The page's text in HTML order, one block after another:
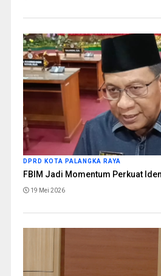
DPRD KOTA PALANGKA RAYA
FBIM Jadi Momentum Perkuat
19 Mei 2026